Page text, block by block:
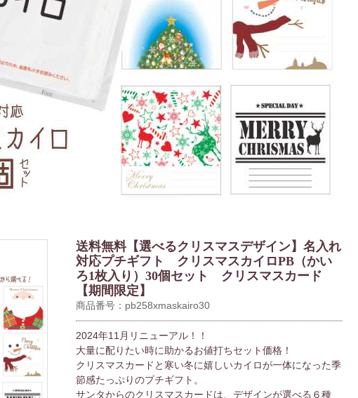
送料無料【選べるクリスマスデザイン】名入れ
対応プチギフト クリスマスカイロPB（かい
ろ1枚入り）30個セット クリスマスカード
【期間限定】
商品番号：pb258xmaskairo30
2024年11月リニューアル！！
大量に配りたい時に助かるお値打ちセット価格！
クリスマスカードと寒い冬に嬉しいカイロが一体になった季
節感たっぷりのプチギフト。
サンタからのクリスマスカードは、デザインが選べる６種